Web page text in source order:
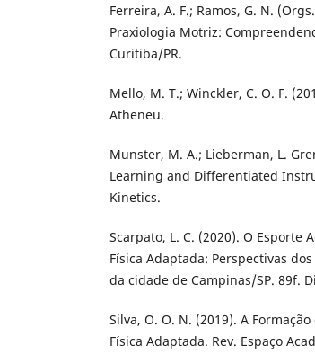
Ferreira, A. F.; Ramos, G. N.
Praxiologia Motriz:
Curitiba/PR.
Mello, M. T.; Winckler, C. O. F.
Atheneu.
Munster, M. A.; Lieberman, L.
Learning and Differentiated
Kinetics.
Scarpato, L. C. (2020). O Esporte
Física Adaptada: Perspectivas
da cidade de Campinas/SP. 89f.
Silva, O. O. N. (2019). A
Física Adaptada. Rev. Espaço